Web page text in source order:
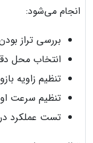
انجام می‌شود:
بررسی تراز
انتخاب محل
تنظیم زاویه
تنظیم سرعت
تست عملکرد